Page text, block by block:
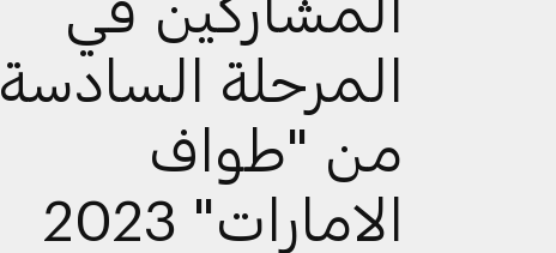
المرحلة السادسة
من "طواف
الامارات" 2023